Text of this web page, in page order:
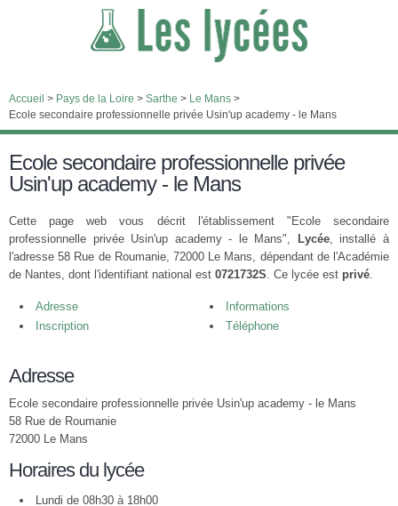
Accueil > Pays de la Loire > Sarthe > Le Mans >
Ecole secondaire professionnelle privée Usin'up academy - le Mans
Ecole secondaire professionnelle privée
Usin'up academy - le Mans
Cette page web vous décrit l'établissement "Ecole secondaire
professionnelle privée Usin'up academy - le Mans",
Lycée, installé à
l'adresse 58 Rue de Roumanie, 72000 Le Mans, dépendant de l'Académie
de Nantes, dont l'identifiant national est 0721732S. Ce lycée est privé.
Adresse
Informations
Inscription
Téléphone
Adresse
Ecole secondaire professionnelle privée Usin'up academy - le Mans
58 Rue de Roumanie
72000 Le Mans
Horaires du lycée
Lundi de 08h30 à 18h00